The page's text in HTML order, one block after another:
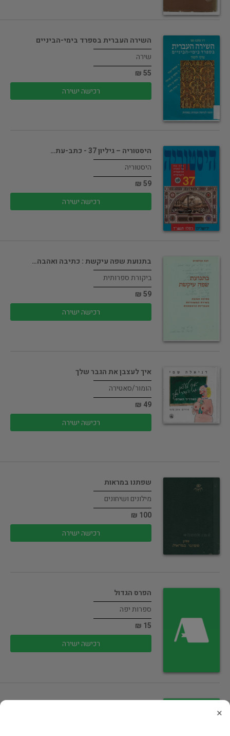
השירה העברית בספרד בימי-הביניים
שירה
55 ₪
רכישה ישירה
היסטוריה – גיליון 37 - כתב-עת…
היסטוריה
59 ₪
רכישה ישירה
בתנועת שפה עיקשת : כתיבה ואהבה…
ביקורת ספרותית
59 ₪
רכישה ישירה
איך לעצבן את הגבר שלך
הומור/סאטירה
49 ₪
רכישה ישירה
שפתנו במראות
מילונים ושיחונים
100 ₪
רכישה ישירה
הפרס הגדול
ספרות יפה
15 ₪
רכישה ישירה
GPS לעסקים
×